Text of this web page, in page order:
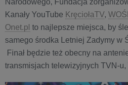
Kanały YouTube KręciołaTV,
Onet.pl to najlepsze miejsca, by
samego środka Letniej Zadymy w
Finał będzie też obecny na
transmisjach telewizyjnych TVN-u,